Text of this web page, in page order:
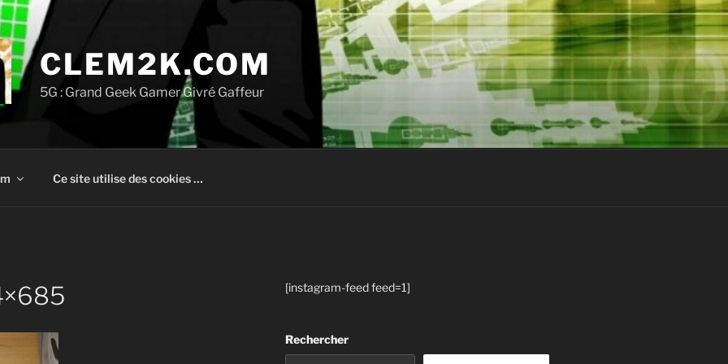
CLEM2K.COM
5G : Grand Geek Gamer Givré Gaffeur
Ce site utilise des cookies …
[instagram-feed feed=1]
Rechercher